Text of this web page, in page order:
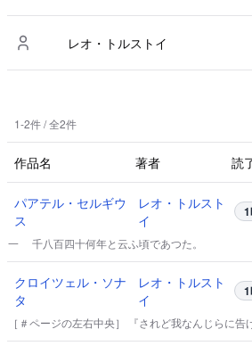
1-2件 / 全2件
作品名 著者 読
パアテル・セルギウ
ス
レオ・トルスト
イ
一 千八百四十何年と云ふ頃であつた。
クロイツェル・ソナ
タ
レオ・トルスト
イ
［＃ページの左右中央］ 『されど我なんじらに告げむ、およそ婦を見て色情を